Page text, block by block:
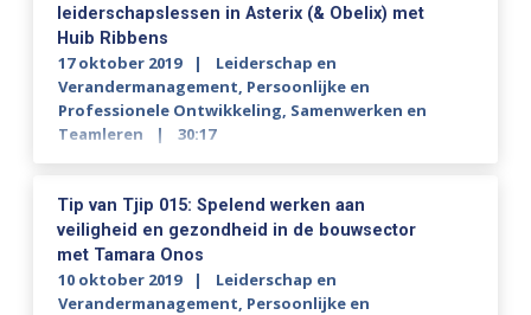
leiderschapslessen in Asterix (& Obelix) met
Huib Ribbens
17 oktober 2019
Leiderschap en
Verandermanagement, Persoonlijke en
Professionele Ontwikkeling, Samenwerken en
Teamleren
30:17
Tip van Tjip 015: Spelend werken aan
veiligheid en gezondheid in de bouwsector
met Tamara Onos
10 oktober 2019
Leiderschap en
Verandermanagement, Persoonlijke en